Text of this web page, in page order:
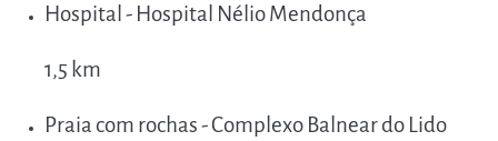
Hospital - Hospital Nélio Mendonça
1,5 km
Praia com rochas - Complexo Balnear do Lido